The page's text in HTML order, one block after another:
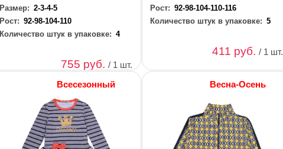
Размер: 2-3-4-5
Рост: 92-98-104-110
Количество штук в упаковке: 4
755 руб./ 1 шт.
Рост: 92-98-104-110-116
Количество штук в упаковке: 5
411 руб./ 1 шт.
Всесезонный Весна-Осень